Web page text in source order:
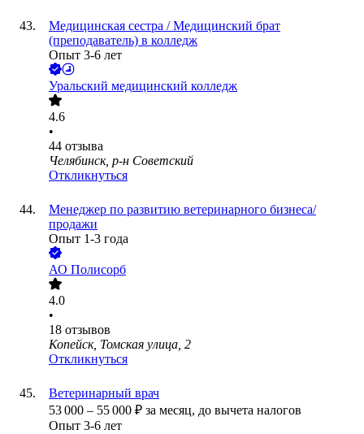
Медицинская сестра / Медицинский брат
(преподаватель) в колледж
Опыт 3-6 лет
Уральский медицинский колледж
4.6
•
44 отзыва
Челябинск, р-н Советский
Откликнуться
Менеджер по развитию ветеринарного бизнеса/
продажи
Опыт 1-3 года
АО Полисорб
4.0
•
18 отзывов
Копейск, Томская улица, 2
Откликнуться
Ветеринарный врач
53 000 – 55 000 ₽ за месяц, до вычета налогов
Опыт 3-6 лет